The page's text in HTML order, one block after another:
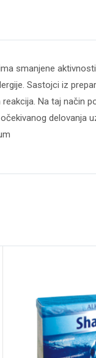
smanjene
Sastojci iz
Na taj način
delovanja